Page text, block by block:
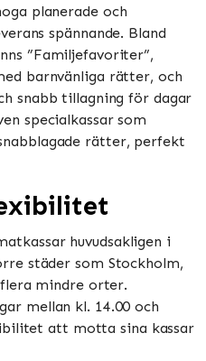
planerade och
spännande. Bland
”Familjefavoriter”,
barnvänliga rätter, och
snabb tillagning för dagar
specialkassar som
rätter, perfekt
huvudsakligen i
städer som Stockholm,
mindre orter.
mellan kl. 14.00 och
att motta sina kassar